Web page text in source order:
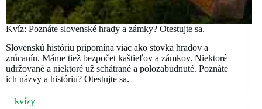
Kvíz: Poznáte slovenské hrady a zámky? Otestujte sa.
Slovenskú históriu pripomína viac ako stovka hradov a
zrúcanín. Máme tiež bezpočet kaštieľov a zámkov. Niektoré
udržované a niektoré už schátrané a polozabudnuté. Poznáte
ich názvy a históriu? Otestujte sa.
kvízy